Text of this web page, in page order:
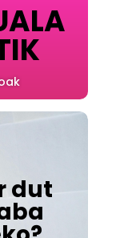
dut